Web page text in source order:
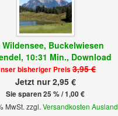
Wildensee, Buckelwiesen
10:31 Min., Download
bisheriger Preis 3,95 €
Jetzt nur 2,95 €
Sie sparen 25 % / 1,00 €
MwSt. zzgl.Versandkosten Ausland